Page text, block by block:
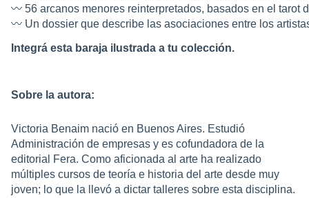
〰️ 56 arcanos menores reinterpretados, basados en el tarot
〰️ Un dossier que describe las asociaciones entre los
Integrá esta baraja ilustrada a tu colección.
Sobre la autora:
Victoria Benaim nació en Buenos Aires. Estudió
Administración de empresas y es cofundadora de la
editorial Fera. Como aficionada al arte ha realizado
múltiples cursos de teoría e historia del arte desde muy
joven; lo que la llevó a dictar talleres sobre esta disciplina.